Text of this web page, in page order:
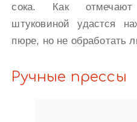
сока. Как
штуковиной удастся
пюре, но не обработать
Ручные прессы